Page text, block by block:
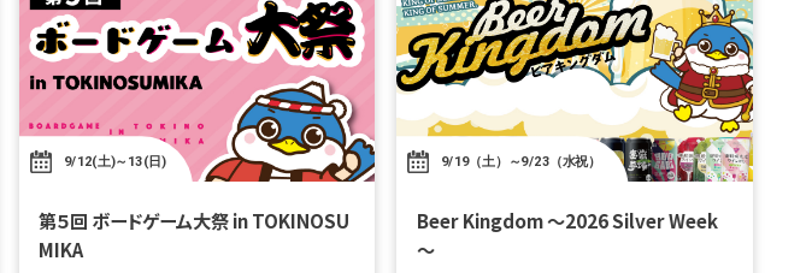
9/12(土)～13(日)
第５回 ボードゲーム大祭 in TOKINOSU
MIKA
9/19（土）～9/23（水祝）
Beer Kingdom ～2026 Silver Week
～